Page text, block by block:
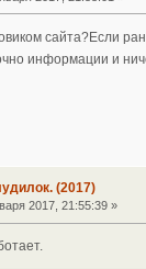
сайта?Если
информации и
(2017)
2017, 21:55:39 »